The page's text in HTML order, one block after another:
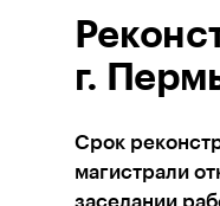
г.
Срок
магистрали
заседании